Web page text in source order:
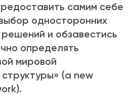
самим себе
односторонних
и обзавестись
определять
мировой
(a new